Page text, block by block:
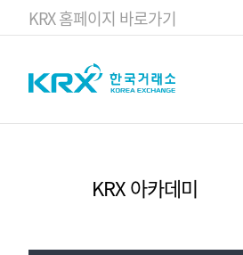
KRX 홈페이지 바로가기
KRX 아카데미